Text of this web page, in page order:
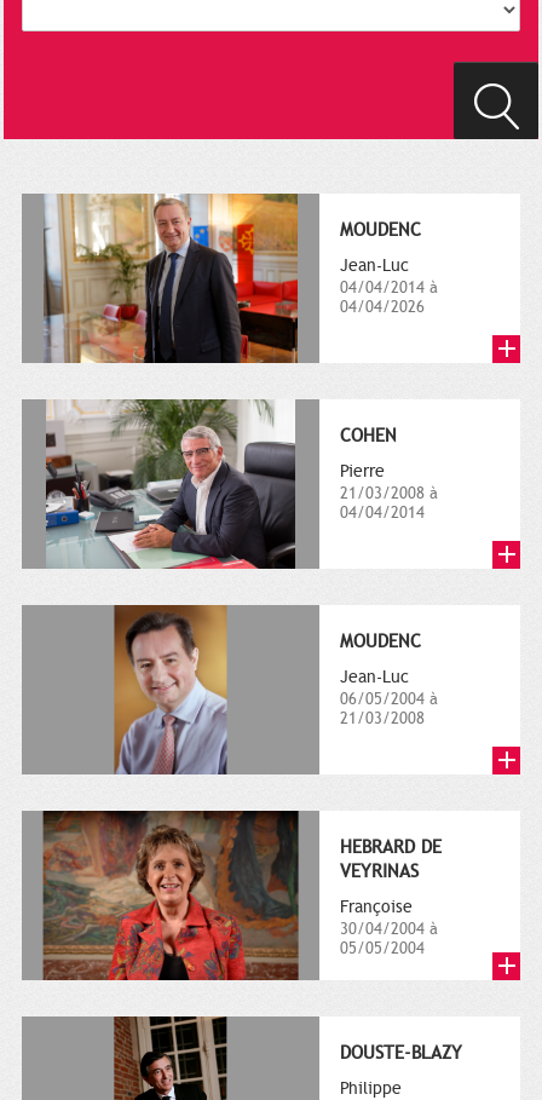
MOUDENC
Jean-Luc
04/04/2014 à
04/04/2026
COHEN
Pierre
21/03/2008 à
04/04/2014
MOUDENC
Jean-Luc
06/05/2004 à
21/03/2008
HEBRARD DE
VEYRINAS
Françoise
30/04/2004 à
05/05/2004
DOUSTE-BLAZY
Philippe